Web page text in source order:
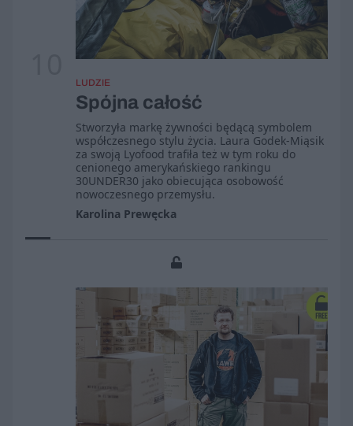
LUDZIE
Spójna całość
Stworzyła markę żywności będącą symbolem
współczesnego stylu życia. Laura Godek-Miąsik
za swoją Lyofood trafiła też w tym roku do
cenionego amerykańskiego rankingu
30UNDER30 jako obiecująca osobowość
nowoczesnego przemysłu.
Karolina Prewęcka